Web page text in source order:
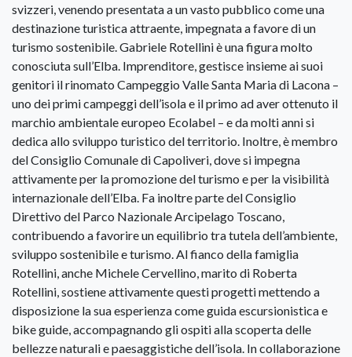
svizzeri, venendo presentata a un vasto pubblico come una
destinazione turistica attraente, impegnata a favore di un
turismo sostenibile. Gabriele Rotellini è una figura molto
conosciuta sull’Elba. Imprenditore, gestisce insieme ai suoi
genitori il rinomato Campeggio Valle Santa Maria di Lacona –
uno dei primi campeggi dell’isola e il primo ad aver ottenuto il
marchio ambientale europeo Ecolabel – e da molti anni si
dedica allo sviluppo turistico del territorio. Inoltre, è membro
del Consiglio Comunale di Capoliveri, dove si impegna
attivamente per la promozione del turismo e per la visibilità
internazionale dell’Elba. Fa inoltre parte del Consiglio
Direttivo del Parco Nazionale Arcipelago Toscano,
contribuendo a favorire un equilibrio tra tutela dell’ambiente,
sviluppo sostenibile e turismo. Al fianco della famiglia
Rotellini, anche Michele Cervellino, marito di Roberta
Rotellini, sostiene attivamente questi progetti mettendo a
disposizione la sua esperienza come guida escursionistica e
bike guide, accompagnando gli ospiti alla scoperta delle
bellezze naturali e paesaggistiche dell’isola. In collaborazione